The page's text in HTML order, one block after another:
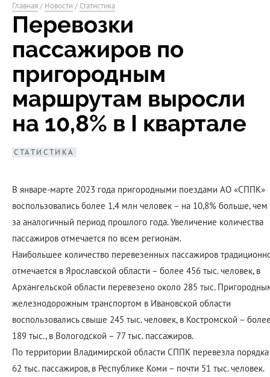
Главная/ Новости /Статистика
Перевозки
пассажиров по
пригородным
маршрутам выросли
на 10,8% в I квартале
СТАТИСТИКА
В январе-марте 2023 года пригородными поездами АО «СППК»
воспользовались более 1,4 млн человек – на 10,8% больше, чем
за аналогичный период прошлого года. Увеличение количества
пассажиров отмечается по всем регионам.
Наибольшее количество перевезенных пассажиров
отмечается в Ярославской области – более 456 тыс. человек, в
Архангельской области перевезено около 285 тыс.
железнодорожным транспортом в Ивановской области
воспользовались свыше 245 тыс. человек, в Костромской –
189 тыс., в Вологодской – 77 тыс. пассажиров.
По территории Владимирской области СППК перевезла порядка
62 тыс. пассажиров, в Республике Коми – почти 51 тыс. человек.